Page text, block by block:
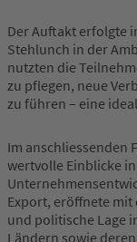
Der Auftakt erfolgte
Stehlunch in der
nutzten die
zu pflegen, neue
zu führen – eine
Im anschliessenden
wertvolle Einblicke
Export, eröffnete
und politische Lage
Ländern sowie